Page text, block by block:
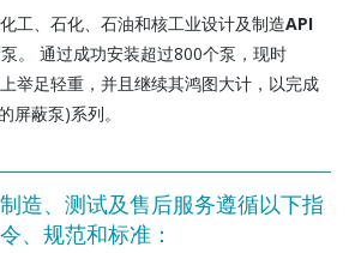
工、石化、石油和核工业设计及制造API
。 通过成功安装超过800个泵，现时
举足轻重，并且继续其鸿图大计，以完成
屏蔽泵)系列。
造、测试及售后服务遵循以下指
令、规范和标准：